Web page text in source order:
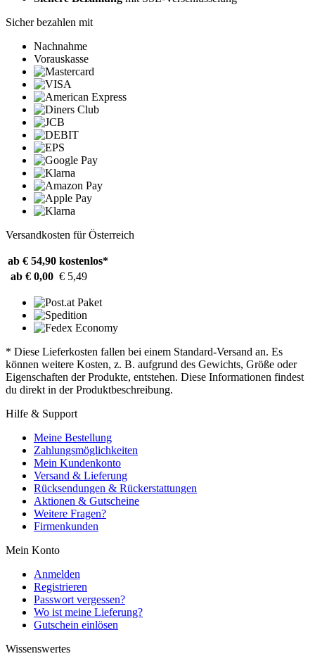
Sicher bezahlen mit
Nachnahme
Vorauskasse
Versandkosten für Österreich
ab € 54,90 kostenlos*
ab € 0,00 € 5,49
* Diese Lieferkosten fallen bei einem Standard-Versand an. Es
können weitere Kosten, z. B. aufgrund des Gewichts, Größe oder
Eigenschaften der Produkte, entstehen. Diese Informationen findest
du direkt in der Produktbeschreibung.
Hilfe & Support
Meine Bestellung
Zahlungsmöglichkeiten
Mein Kundenkonto
Versand & Lieferung
Rücksendungen & Rückerstattungen
Aktionen & Gutscheine
Weitere Fragen?
Firmenkunden
Mein Konto
Anmelden
Registrieren
Passwort vergessen?
Wo ist meine Lieferung?
Gutschein einlösen
Wissenswertes